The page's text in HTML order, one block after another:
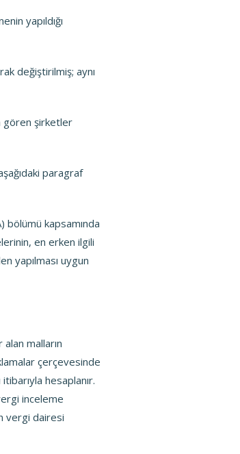
yapıldığı
değiştirilmiş; aynı
gören şirketler
paragraf
bölümü kapsamında
en erken ilgili
yapılması uygun
malların
çerçevesinde
hesaplanır.
inceleme
vergi dairesi